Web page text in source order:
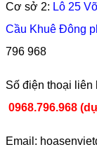
Cơ sở 2: Lô 25
Cầu Khuê Đông
796 968
​Số điện thoại liên
0968.796.968 (
Email: